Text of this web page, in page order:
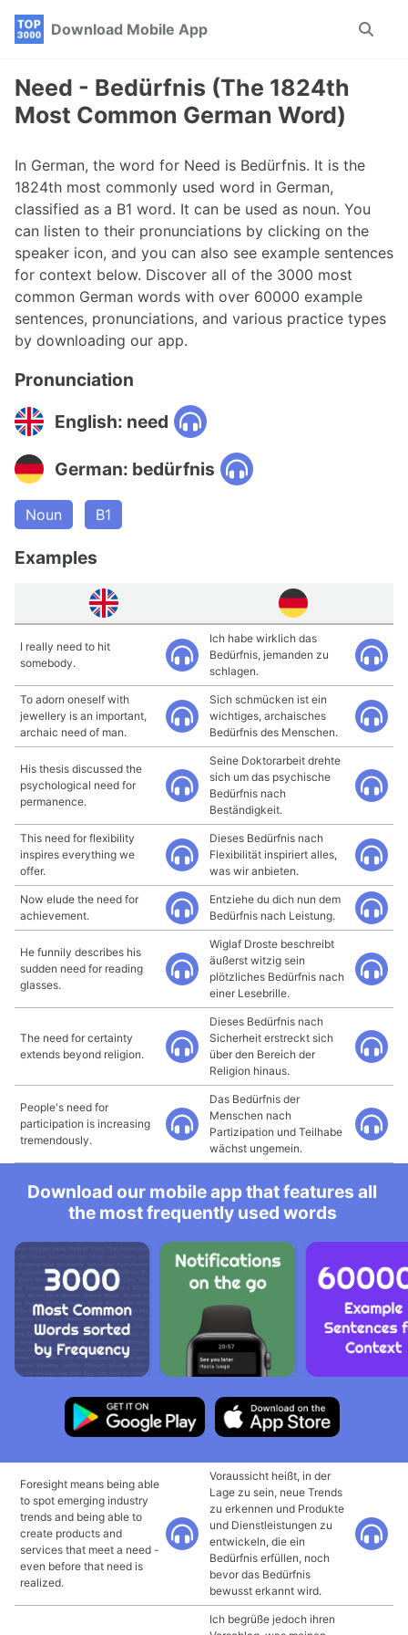
Skip
navigation
Skip
Skip
Download Mobile App
Toggle
Need - Bedürfnis (The 1824th
Most Common German Word)
In German, the word for Need is Bedürfnis. It is the
1824th most commonly used word in German,
classified as a B1 word. It can be used as noun. You
can listen to their pronunciations by clicking on the
speaker icon, and you can also see example sentences
for context below. Discover all of the 3000 most
common German words with over 60000 example
sentences, pronunciations, and various practice types
by downloading our app.
Pronunciation
English: need
German: bedürfnis
Noun B1
Examples
I really need to hit
somebody.
Ich habe wirklich das
Bedürfnis, jemanden zu
schlagen.
To adorn oneself with
jewellery is an important,
archaic need of man.
Sich schmücken ist ein
wichtiges, archaisches
Bedürfnis des Menschen.
His thesis discussed the
psychological need for
permanence.
Seine Doktorarbeit drehte
sich um das psychische
Bedürfnis nach
Beständigkeit.
This need for flexibility
inspires everything we
offer.
Dieses Bedürfnis nach
Flexibilität inspiriert alles,
was wir anbieten.
Now elude the need for
achievement.
Entziehe du dich nun dem
Bedürfnis nach Leistung.
He funnily describes his
sudden need for reading
glasses.
Wiglaf Droste beschreibt
äußerst witzig sein
plötzliches Bedürfnis nach
einer Lesebrille.
The need for certainty
extends beyond religion.
Dieses Bedürfnis nach
Sicherheit erstreckt sich
über den Bereich der
Religion hinaus.
People's need for
participation is increasing
tremendously.
Das Bedürfnis der
Menschen nach
Partizipation und Teilhabe
wächst ungemein.
Download our mobile app that features all
the most frequently used words
Foresight means being able
to spot emerging industry
trends and being able to
create products and
services that meet a need -
even before that need is
realized.
Voraussicht heißt, in der
Lage zu sein, neue Trends
zu erkennen und Produkte
und Dienstleistungen zu
entwickeln, die ein
Bedürfnis erfüllen, noch
bevor das Bedürfnis
bewusst erkannt wird.
Ich begrüße jedoch ihren